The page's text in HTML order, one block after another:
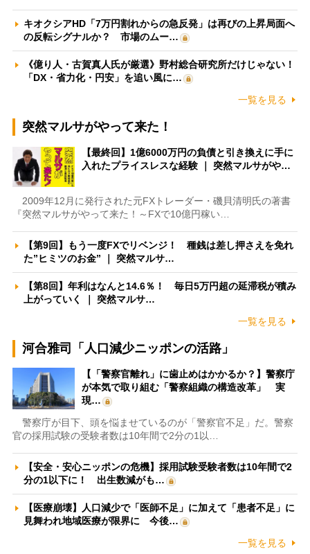
キオクシアHD「7万円割れからの急反発」は再びの上昇局面へ
の反転シグナルか？ 市場のムー…
《億り人・古賀真人氏が厳選》野村総合研究所だけじゃない！
「DX・省力化・円安」を追い風に…
一覧を見る
突然マルサがやって来た！
【最終回】1億6000万円の負債と引き換えに手に
入れたプライスレスな経験 ｜ 突然マルサがや…
2009年12月に発行された元FXトレーダー・磯貝清明氏の著書
『突然マルサがやって来た！～FXで10億円稼い…
【第9回】もう一度FXでリベンジ！ 種銭は差し押さえを免れ
た”ヒミツのお金” ｜ 突然マルサ…
【第8回】年利はなんと14.6％！ 毎日5万円超の延滞税が積み
上がっていく ｜ 突然マルサ…
一覧を見る
河合雅司「人口減少ニッポンの活路」
【「警察官離れ」に歯止めはかかるか？】警察庁
が本気で取り組む「警察組織の構造改革」 実
現…
警察庁が目下、頭を悩ませているのが「警察官不足」だ。警察
官の採用試験の受験者数は10年間で2分の1以…
【安全・安心ニッポンの危機】採用試験受験者数は10年間で2
分の1以下に！ 出生数減がも…
【医療崩壊】人口減少で「医師不足」に加えて「患者不足」に
見舞われ地域医療が限界に 今後…
一覧を見る